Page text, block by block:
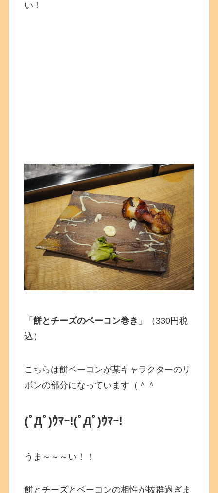
い！
「餅とチーズのベーコン巻き 」（330円税
込）
こちらは餅ベーコンが某キャラクターのリ
ボンの部分になっています（＾＾
(ﾟДﾟ)ｳﾏｰ!(ﾟДﾟ)ｳﾏｰ!
うま～～～い！！
餅とチーズとベーコンの相性が抜群過ぎま